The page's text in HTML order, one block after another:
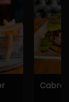
Cabra